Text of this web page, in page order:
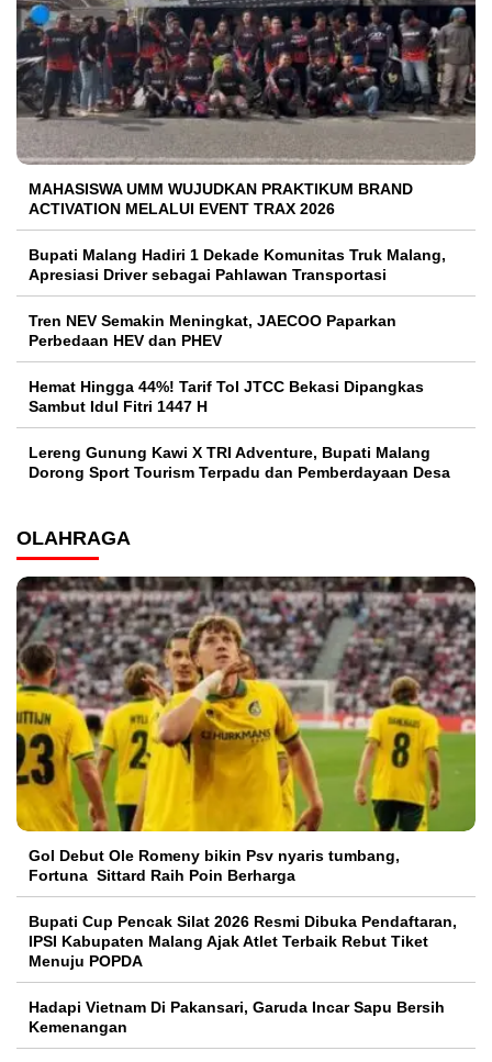
MAHASISWA UMM WUJUDKAN PRAKTIKUM BRAND
ACTIVATION MELALUI EVENT TRAX 2026
Bupati Malang Hadiri 1 Dekade Komunitas Truk Malang,
Apresiasi Driver sebagai Pahlawan Transportasi
Tren NEV Semakin Meningkat, JAECOO Paparkan
Perbedaan HEV dan PHEV
Hemat Hingga 44%! Tarif Tol JTCC Bekasi Dipangkas
Sambut Idul Fitri 1447 H
Lereng Gunung Kawi X TRI Adventure, Bupati Malang
Dorong Sport Tourism Terpadu dan Pemberdayaan Desa
OLAHRAGA
Gol Debut Ole Romeny bikin Psv nyaris tumbang,
Fortuna Sittard Raih Poin Berharga
Bupati Cup Pencak Silat 2026 Resmi Dibuka Pendaftaran,
IPSI Kabupaten Malang Ajak Atlet Terbaik Rebut Tiket
Menuju POPDA
Hadapi Vietnam Di Pakansari, Garuda Incar Sapu Bersih
Kemenangan